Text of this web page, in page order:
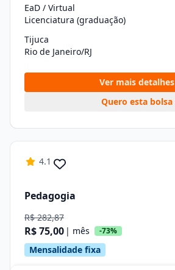
EaD / Virtual
Licenciatura (graduação)
Tijuca
Rio de Janeiro/RJ
Ver mais detalhes
Quero esta bolsa
4.1
Pedagogia
R$ 282,87
R$ 75,00 | mês -73%
Mensalidade fixa